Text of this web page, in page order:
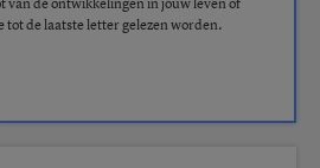
van de ontwikkelingen in jouw leven of
tot de laatste letter gelezen worden.